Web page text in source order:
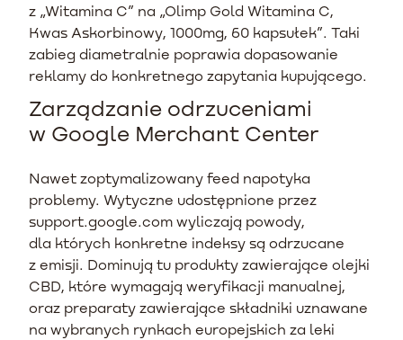
z „Witamina C” na „Olimp Gold Witamina C,
Kwas Askorbinowy, 1000mg, 60 kapsułek”. Taki
zabieg diametralnie poprawia dopasowanie
reklamy do konkretnego zapytania kupującego.
Zarządzanie odrzuceniami
w Google Merchant Center
Nawet zoptymalizowany feed napotyka
problemy. Wytyczne udostępnione przez
support.google.com wyliczają powody,
dla których konkretne indeksy są odrzucane
z emisji. Dominują tu produkty zawierające olejki
CBD, które wymagają weryfikacji manualnej,
oraz preparaty zawierające składniki uznawane
na wybranych rynkach europejskich za leki